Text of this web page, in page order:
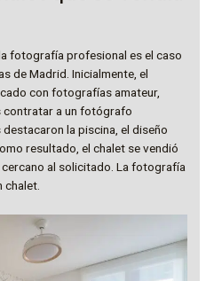
fotografía profesional es el caso
de Madrid. Inicialmente, el
con fotografías amateur,
contratar a un fotógrafo
la piscina, el diseño
resultado, el chalet se vendió
al solicitado. La fotografía
chalet.